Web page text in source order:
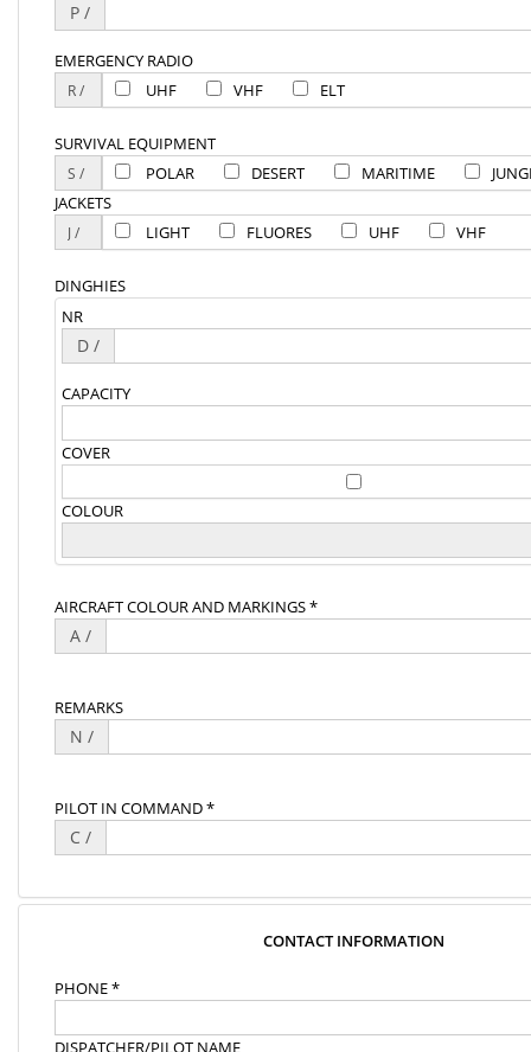
P /
EMERGENCY RADIO
UHF
VHF ELT
SURVIVAL EQUIPMENT
POLAR
DESERT MARITIME
JACKETS
LIGHT
FLUORES UHF VHF
DINGHIES
NR
D /
CAPACITY
COVER
COLOUR
AIRCRAFT COLOUR AND MARKINGS *
A /
REMARKS
N /
PILOT IN COMMAND *
C /
CONTACT INFORMATION
PHONE *
DISPATCHER/PILOT NAME